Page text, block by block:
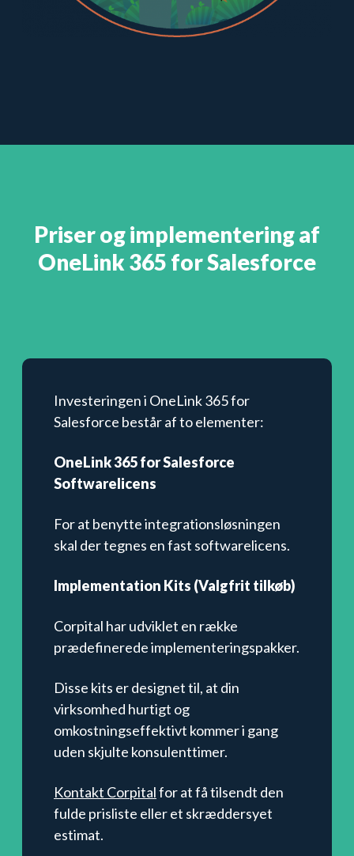
Priser og implementering af
OneLink 365 for Salesforce
Investeringen i OneLink 365 for
Salesforce består af to elementer:
OneLink 365 for Salesforce
Softwarelicens
For at benytte integrationsløsningen
skal der tegnes en fast softwarelicens.
Implementation Kits (Valgfrit tilkøb)
Corpital har udviklet en række
prædefinerede implementeringspakker.
Disse kits er designet til, at din
virksomhed hurtigt og
omkostningseffektivt kommer i gang
uden skjulte konsulenttimer.
Kontakt Corpitalfor at få tilsendt den
fulde prisliste eller et skræddersyet
estimat.